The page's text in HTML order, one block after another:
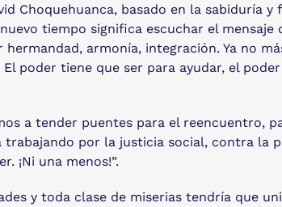
Choquehuanca, basado en la sabiduría
tiempo significa escuchar el
armonía, integración. Ya no
poder tiene que ser para ayudar, el
a tender puentes para el reencuentro,
por la justicia social, contra la
¡Ni una menos!”.
y toda clase de miserias tendría que